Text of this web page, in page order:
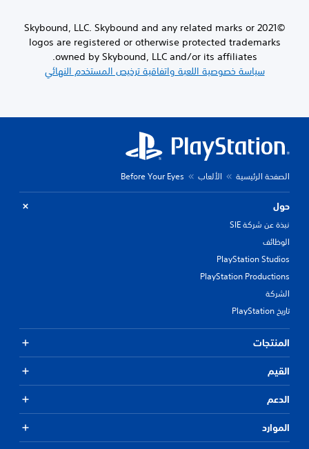
©2021 Skybound, LLC. Skybound and any related marks or
logos are registered or otherwise protected trademarks
owned by Skybound, LLC and/or its affiliates.
سياسة خصوصية اللعبة واتفاقية ترخيص المستخدم النهائي
الصفحة الرئيسية الألعاب Before Your Eyes
حول
نبذة عن شركة SIE
الوظائف
PlayStation Studios
PlayStation Productions
الشركة
تاريخ PlayStation
المنتجات
القيم
الدعم
الموارد